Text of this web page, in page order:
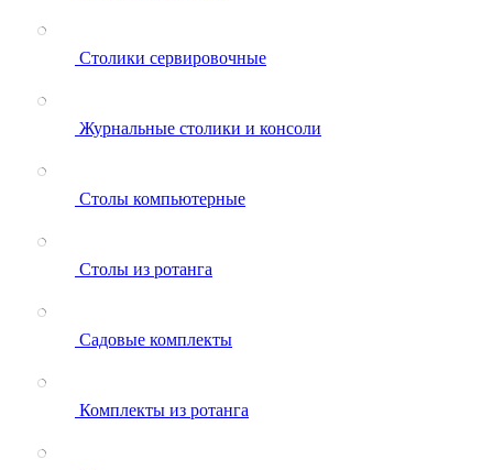
Столики сервировочные
Журнальные столики и консоли
Столы компьютерные
Столы из ротанга
Садовые комплекты
Комплекты из ротанга